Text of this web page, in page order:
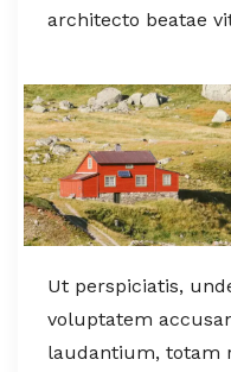
architecto beatae
Ut perspiciatis,
voluptatem
laudantium, totam